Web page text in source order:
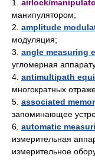
1. airlock/
манипулятором;
2. amplitude
модуляция;
3. angle measuring
угломерная
4. antimultipath
многократных
5. associated
запоминающее
6. automatic
измерительная
измерительное